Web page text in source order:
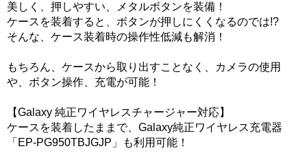
美しく、押しやすい、メタルボタンを装備！
ケースを装着すると、ボタンが押しにくくなるのでは!?
そんな、ケース装着時の操作性低減も解消！
もちろん、ケースから取り出すことなく、カメラの使用
や、ボタン操作、充電が可能！
【Galaxy 純正ワイヤレスチャージャー対応】
ケースを装着したままで、Galaxy純正ワイヤレス充電器
「EP-PG950TBJGJP」も利用可能！